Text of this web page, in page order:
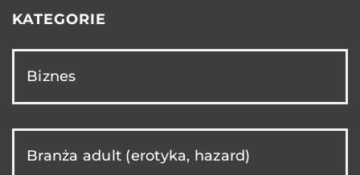
KATEGORIE
Biznes
Branża adult (erotyka, hazard)